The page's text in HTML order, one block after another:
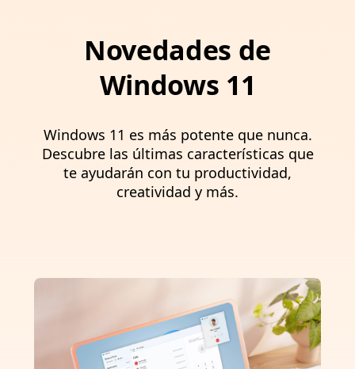
Novedades de
Windows 11
Windows 11 es más potente que nunca.
Descubre las últimas características que
te ayudarán con tu productividad,
creatividad y más.